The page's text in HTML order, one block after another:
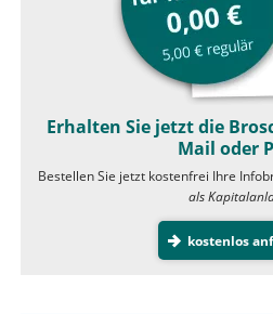
Erhalten Sie jetzt die
Mail oder
Bestellen Sie jetzt kostenfrei Ihre
als
kostenlos